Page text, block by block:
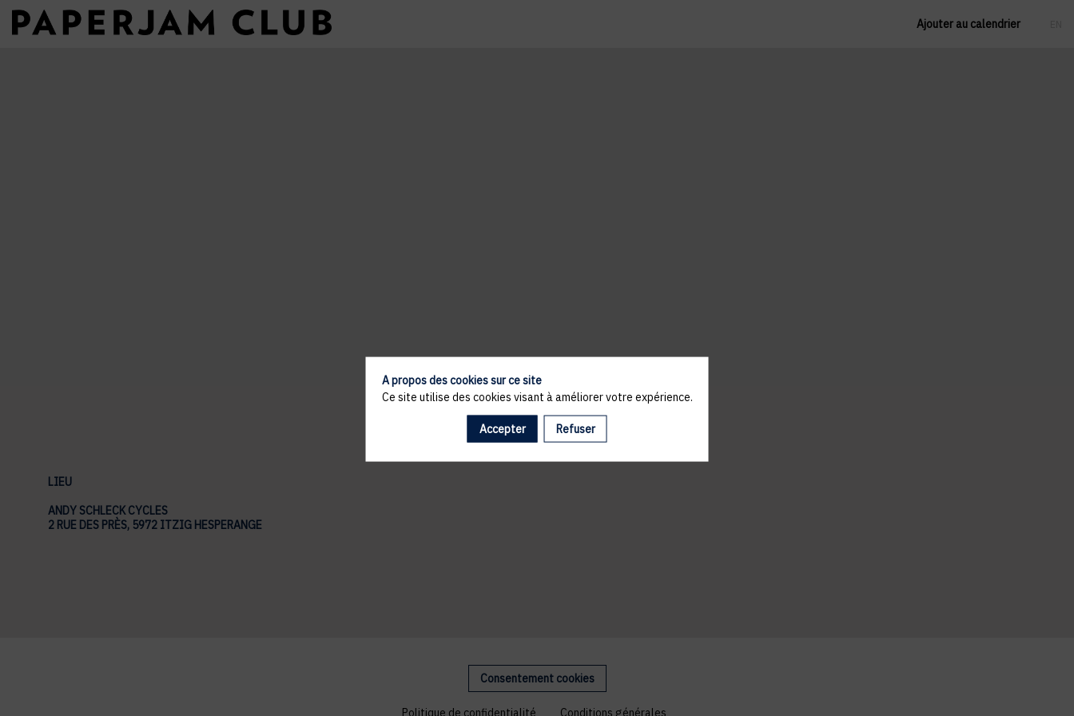
Ajouter au calendrier
LIEU
ANDY SCHLECK CYCLES
2 RUE DES PRÈS, 5972 ITZIG HESPERANGE
Consentement cookies
Politique de confidentialité Conditions générales
A propos des cookies sur ce site
Ce site utilise des cookies visant à améliorer votre expérience.
Accepter Refuser